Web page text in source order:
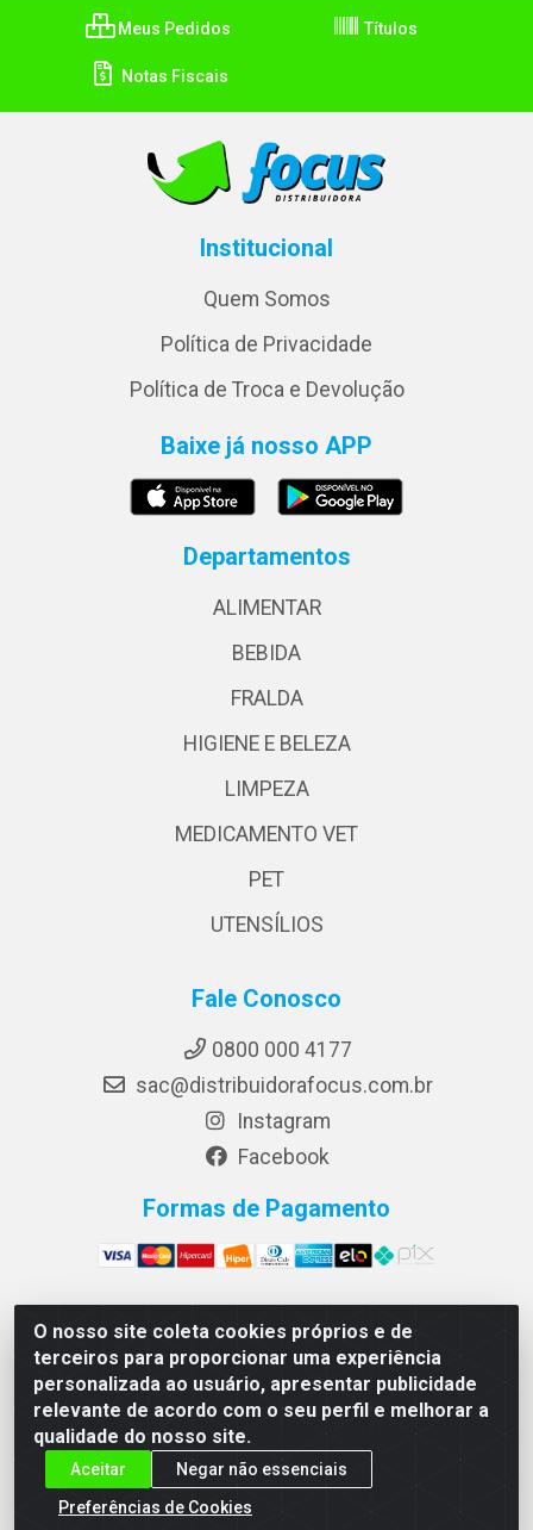
O nosso site coleta cookies próprios e de
terceiros para proporcionar uma experiência
personalizada ao usuário, apresentar publicidade
relevante de acordo com o seu perfil e melhorar a
qualidade do nosso site.
Aceitar
Negar não essenciais
Preferências de Cookies
Meus Pedidos Títulos
Notas Fiscais
Institucional
Quem Somos
Política de Privacidade
Política de Troca e Devolução
Baixe já nosso APP
Departamentos
ALIMENTAR
BEBIDA
FRALDA
HIGIENE E BELEZA
LIMPEZA
MEDICAMENTO VET
PET
UTENSÍLIOS
Fale Conosco
0800 000 4177
sac@distribuidorafocus.com.br
Instagram
Facebook
Formas de Pagamento
Focus Distribuidora LTDA - Rua Republica Eslovaca, 1121
- Muribeca, Jaboatão dos Guararapes/PE - CEP 54350-
195 - CNPJ 10.960.053/0001-08